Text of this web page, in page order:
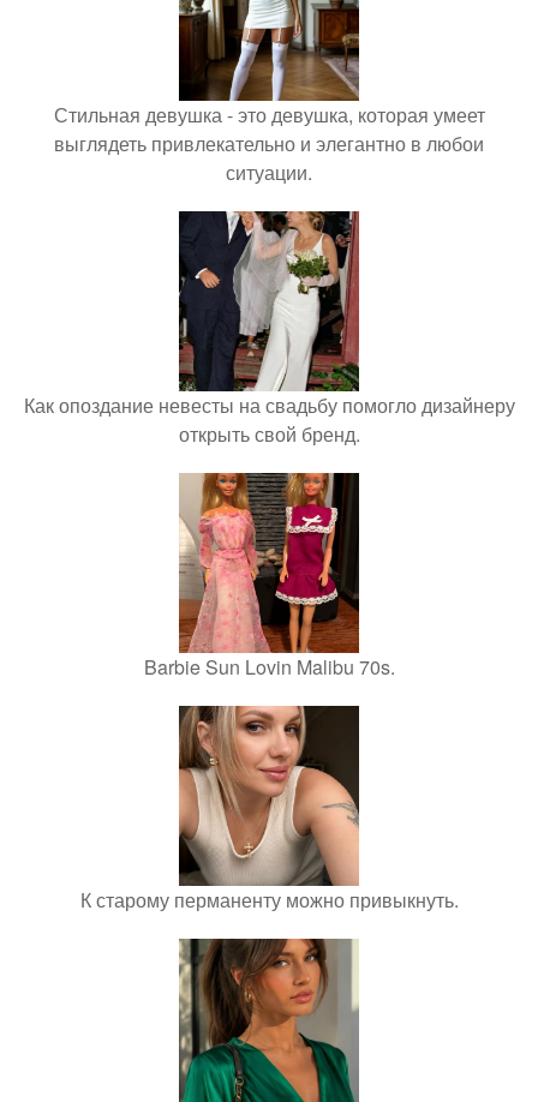
Стильная девушка - это девушка, которая умеет
выглядеть привлекательно и элегантно в любои
ситуации.
Как опоздание невесты на свадьбу помогло дизайнеру
открыть свой бренд.
Barbie Sun Lovin Malibu 70s.
К старому перманенту можно привыкнуть.